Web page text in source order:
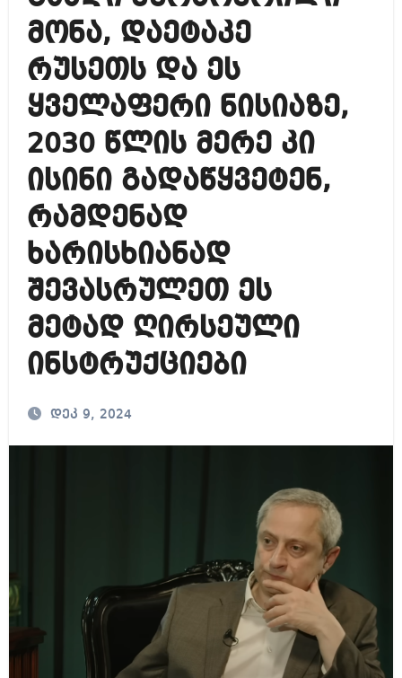
მონა, დაეტაკე
რუსეთს და ეს
ყველაფერი ნისიაზე,
2030 წლის მერე კი
ისინი გადაწყვეტენ,
რამდენად
ხარისხიანად
შევასრულეთ ეს
მეტად ღირსეული
ინსტრუქციები
დეკ 9, 2024